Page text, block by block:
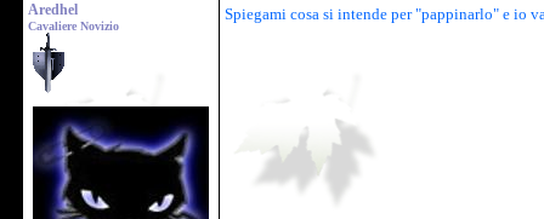
Aredhel
Cavaliere Novizio
Spiegami cosa si intende per "pappinarlo" e io